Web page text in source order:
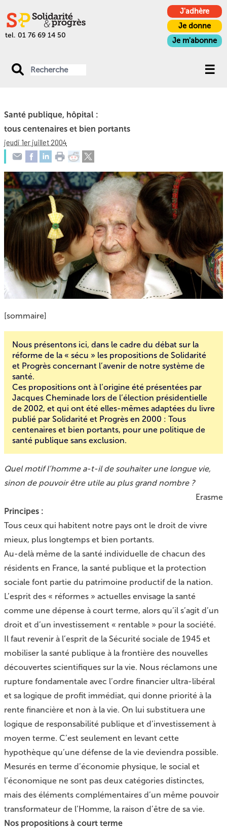
tel. 01 76 69 14 50
J'adhère
Je donne
Je m'abonne
Santé publique, hôpital :
tous centenaires et bien portants
jeudi 1er juillet 2004
[sommaire]
Nous présentons ici, dans le cadre du débat sur la
réforme de la « sécu » les propositions de Solidarité
et Progrès concernant l’avenir de notre système de
santé.
Ces propositions ont à l’origine été présentées par
Jacques Cheminade lors de l’élection présidentielle
de 2002, et qui ont été elles-mêmes adaptées du livre
publié par Solidarité et Progrès en 2000 : Tous
centenaires et bien portants, pour une politique de
santé publique sans exclusion.
Quel motif l’homme a-t-il de souhaiter une longue vie,
sinon de pouvoir être utile au plus grand nombre ?
Erasme
Principes :
Tous ceux qui habitent notre pays ont le droit de vivre
mieux, plus longtemps et bien portants.
Au-delà même de la santé individuelle de chacun des
résidents en France, la santé publique et la protection
sociale font partie du patrimoine productif de la nation.
L’esprit des « réformes » actuelles envisage la santé
comme une dépense à court terme, alors qu’il s’agit d’un
droit et d’un investissement « rentable » pour la société.
Il faut revenir à l’esprit de la Sécurité sociale de 1945 et
mobiliser la santé publique à la frontière des nouvelles
découvertes scientifiques sur la vie. Nous réclamons une
rupture fondamentale avec l’ordre financier ultra-libéral
et sa logique de profit immédiat, qui donne priorité à la
rente financière et non à la vie. On lui substituera une
logique de responsabilité publique et d’investissement à
moyen terme. C’est seulement en levant cette
hypothèque qu’une défense de la vie deviendra possible.
Mesurés en terme d’économie physique, le social et
l’économique ne sont pas deux catégories distinctes,
mais des éléments complémentaires d’un même pouvoir
transformateur de l’Homme, la raison d’être de sa vie.
Nos propositions à court terme